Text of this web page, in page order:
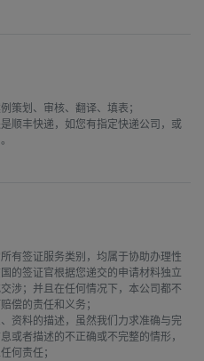
策划、审核、翻译、填表；
顺丰快递，如您有指定快递公司，或
有签证服务类别，均属于协助办理性
的签证官根据您递交的申请材料独立
涉；并且在任何情况下，本公司都不
偿的责任和义务；
资料的描述，虽然我们力求准确与完
或者描述的不正确或不完整的情形，
何责任；